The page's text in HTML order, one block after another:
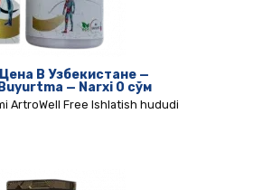
В Узбекистане —
— Narxi 0 сўм
ArtroWell Free Ishlatish hududi